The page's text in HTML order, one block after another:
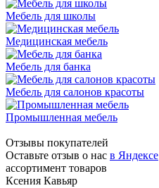
Мебель для школы
Медицинская мебель
Мебель для банка
Мебель для салонов красоты
Промышленная мебель
Отзывы покупателей
Оставьте отзыв о нас в Яндексе
ассортимент товаров
Ксения Кавьяр